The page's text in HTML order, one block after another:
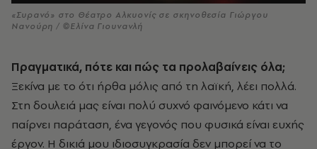
«Συρανό» στο Θέατρο Αλκυονίς σε σκηνοθεσία Γιώργου
Νανούρη / ©Ελίνα Γιουνανλή
Πραγματικά, πότε και πώς τα προλαβαίνεις όλα;
Ξεκίνα με το ότι ήρθα μόλις από τη λαϊκή, λέει πολλά.
Στη δουλειά μας είναι πολύ συχνό φαινόμενο κάτι να
παίρνει παράταση, ένα γεγονός που φυσικά είναι ευχής
έργον. Η δικιά μου ιδιοσυγκρασία δεν μπορεί να το